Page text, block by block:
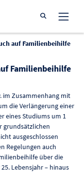
Suche öffnen
auf Familienbeihilfe
Familienbeihilfe
im Zusammenhang mit
die Verlängerung einer
eines Studiums um 1
grundsätzlichen
ausgeschlossen
Regelungen auch
über die
Lebensjahr – hinaus